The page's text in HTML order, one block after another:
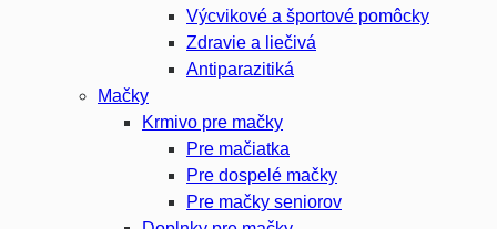
Výcvikové a športové pomôcky
Zdravie a liečivá
Antiparazitiká
Mačky
Krmivo pre mačky
Pre mačiatka
Pre dospelé mačky
Pre mačky seniorov